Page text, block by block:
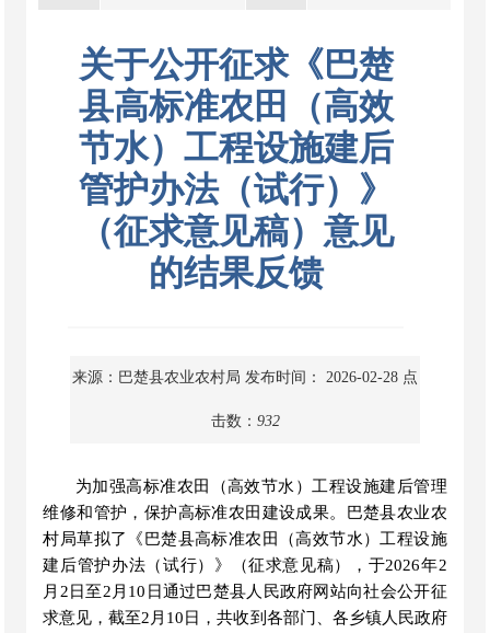
关于公开征求《巴楚
县高标准农田（高效
节水）工程设施建后
管护办法（试行）》
（征求意见稿）意见
的结果反馈
来源：巴楚县农业农村局 发布时间： 2026-02-28 点
击数： 932
为加强高标准农田（高效节水）工程设施建后管理
维修和管护，保护高标准农田建设成果。巴楚县农业农
村局草拟了《巴楚县高标准农田（高效节水）工程设施
建后管护办法（试行）》（征求意见稿），于2026年2
月2日至2月10日通过巴楚县人民政府网站向社会公开征
求意见，截至2月10日，共收到各部门、各乡镇人民政府